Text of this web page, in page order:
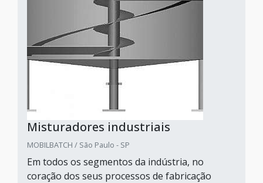
Misturadores industriais
MOBILBATCH / São Paulo - SP
Em todos os segmentos da indústria, no
coração dos seus processos de fabricação